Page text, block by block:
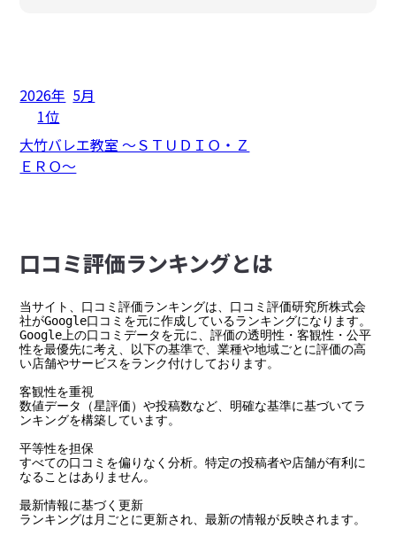
2026年 5月
1位
大竹バレエ教室 〜ＳＴＵＤＩＯ・Ｚ
ＥＲＯ〜
⼝コミ評価ランキングとは
当サイト、口コミ評価ランキングは、口コミ評価研究所株式会
社がGoogle口コミを元に作成しているランキングになります。
Google上の口コミデータを元に、評価の透明性・客観性・公平
性を最優先に考え、以下の基準で、業種や地域ごとに評価の高
い店舗やサービスをランク付けしております。
客観性を重視
数値データ（星評価）や投稿数など、明確な基準に基づいてラ
ンキングを構築しています。
平等性を担保
すべての口コミを偏りなく分析。特定の投稿者や店舗が有利に
なることはありません。
最新情報に基づく更新
ランキングは月ごとに更新され、最新の情報が反映されます。